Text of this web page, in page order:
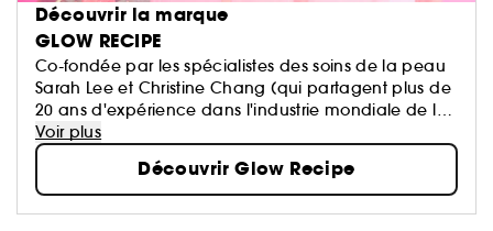
Découvrir la marque
GLOW RECIPE
Co-fondée par les spécialistes des soins de la peau
Sarah Lee et Christine Chang (qui partagent plus de
20 ans d'expérience dans l'industrie mondiale de la
beauté), Glow Recipe est issue d'une passion et d'un
engagement à démystifier la recette pour une peau
plus saine. La marque associe des fruits riches en
antioxydants à des principes actifs à la fois doux et
efficaces pour concevoir des soins de la peau qui
Voir plus
Découvrir Glow Recipe